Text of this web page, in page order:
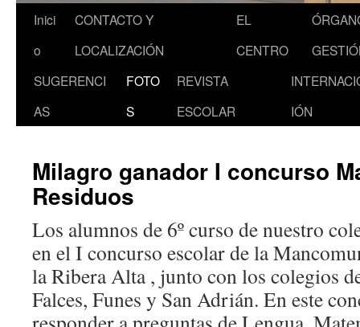
Saltar
contenido
Inici
o
CONTACTO Y
LOCALIZACIÓN
EL
CENTRO
SUGERENCI
AS
FOTO
S
REVISTA
ESCOLAR
IÓN
Milagro ganador I concurso
Residuos
Los alumnos de 6º curso de nuestro
en el I concurso escolar de la
la Ribera Alta , junto con los colegios
Falces, Funes y San Adrián. En este